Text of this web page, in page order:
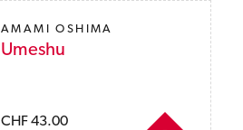
AMAMI OSHIMA
Umeshu
CHF 43.00
Preise inkl. MwSt. zzgl. Versandkosten